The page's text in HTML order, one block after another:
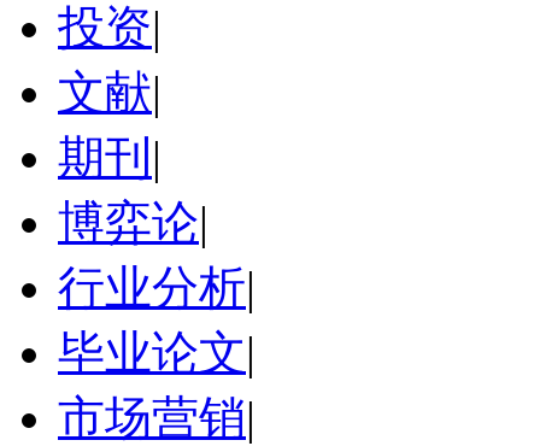
投资|
文献|
期刊 |
博弈论|
行业分析|
毕业论文|
市场营销|